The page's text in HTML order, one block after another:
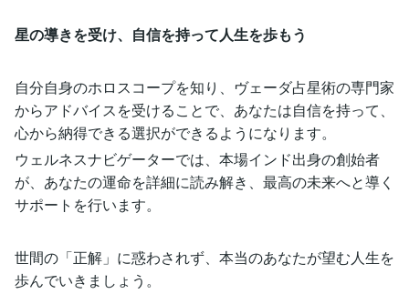
星の導きを受け、自信を持って人生を歩もう
自分自身のホロスコープを知り、ヴェーダ占星術の専門家
からアドバイスを受けることで、あなたは自信を持って、
心から納得できる選択ができるようになります。
ウェルネスナビゲーターでは、本場インド出身の創始者
が、あなたの運命を詳細に読み解き、最高の未来へと導く
サポートを行います。
世間の「正解」に惑わされず、本当のあなたが望む人生を
歩んでいきましょう。